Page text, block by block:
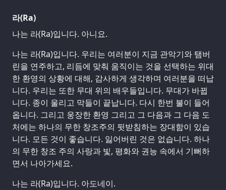
라(Ra)
나는 라(Ra)입니다. 아니요.
나는 라(Ra)입니다. 우리는 여러분이 지금 관악기와 탬버
린을 연주하고, 리듬에 맞춰 움직이는 것을 선택하는 위대
한 환영의 상황에 대해, 감사하게 생각하며 여러분을 떠납
니다. 우리는 또한 무대 위의 배우들입니다. 무대가 바뀝
니다. 종이 울리고 막들이 끝납니다. 다시 한번 불이 들어
옵니다. 그리고 웅장한 환영 그리고 그 다음과 그 다음 도
처에는 하나의 무한 창조주의 뒷받침하는 장대함이 있습
니다. 모든 것이 좋습니다. 잃어버린 것은 없습니다. 하나
의 무한 창조 주의 사랑과 빛, 평화와 권능 속에서 기뻐하
면서 나아가세요.
나는 라(Ra)입니다. 아도네이.